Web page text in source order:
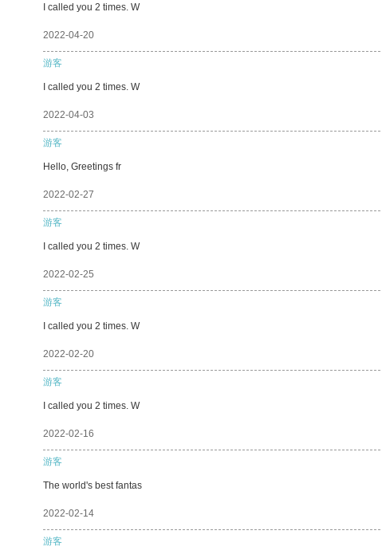
I called you 2 times. W
2022-04-20
游客
I called you 2 times. W
2022-04-03
游客
Hello, Greetings fr
2022-02-27
游客
I called you 2 times. W
2022-02-25
游客
I called you 2 times. W
2022-02-20
游客
I called you 2 times. W
2022-02-16
游客
The world's best fantas
2022-02-14
游客